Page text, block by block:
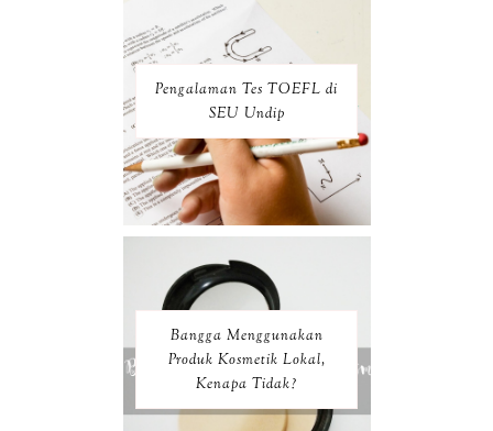
Pengalaman Tes TOEFL di
SEU Undip
Bangga Menggunakan
Produk Kosmetik Lokal,
Kenapa Tidak?